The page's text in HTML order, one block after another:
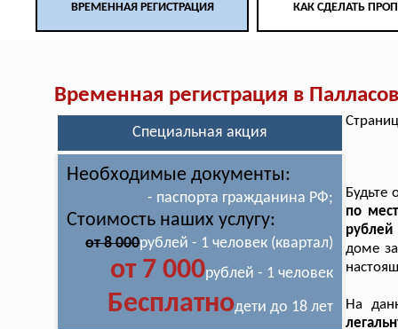
ВРЕМЕННАЯ РЕГИСТРАЦИЯ КАК СДЕЛАТЬ
Временная регистрация в
Специальная акция
Необходимые документы:
- паспорта гражданина РФ;
Стоимость наших услугу:
от 8 000рублей - 1 человек (квартал)
от 7 000рублей - 1 человек
Бесплатнодети до 18 лет
Будьте
по
доме
На